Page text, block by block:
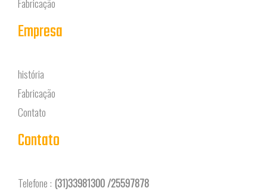
Fabricação
Empresa
história
Fabricação
Contato
Contato
Telefone : (31)33981300 /25597878